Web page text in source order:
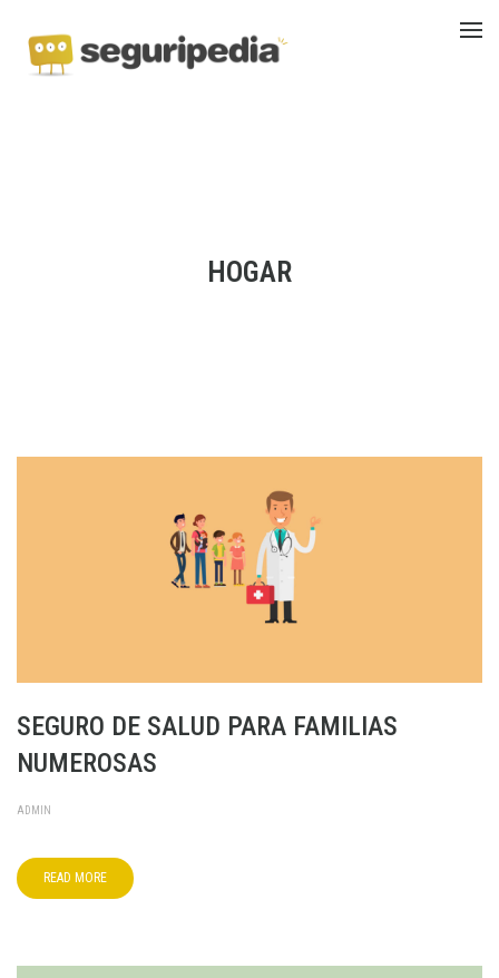
HOGAR
SEGURO DE SALUD PARA FAMILIAS
NUMEROSAS
ADMIN
READ MORE